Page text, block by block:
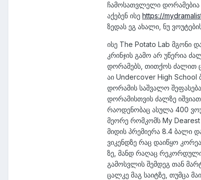
ჩამოსათვლელი დორამებია
აქებენ ისე https://
ზედას ეგ ახალი, ნუ
ისე The Potato Lab მგონი
კრინჯის გამო არ უწერია
დორამებს, თითქოს ძალით
აი Undercover High
დორამის საშვალო
დორამისთვის ძალზე
რაოდენობაც ასულა 400
მეორე რომკომს My Dearest
მიდის პრემიერა 8.4 ბალი
ვიკენდზე რაც დაიწყო
ზე, მანდ რაღაც
გამოსვლის შემდეგ თან
ცალკე მაგ საიტზე, თუმცა